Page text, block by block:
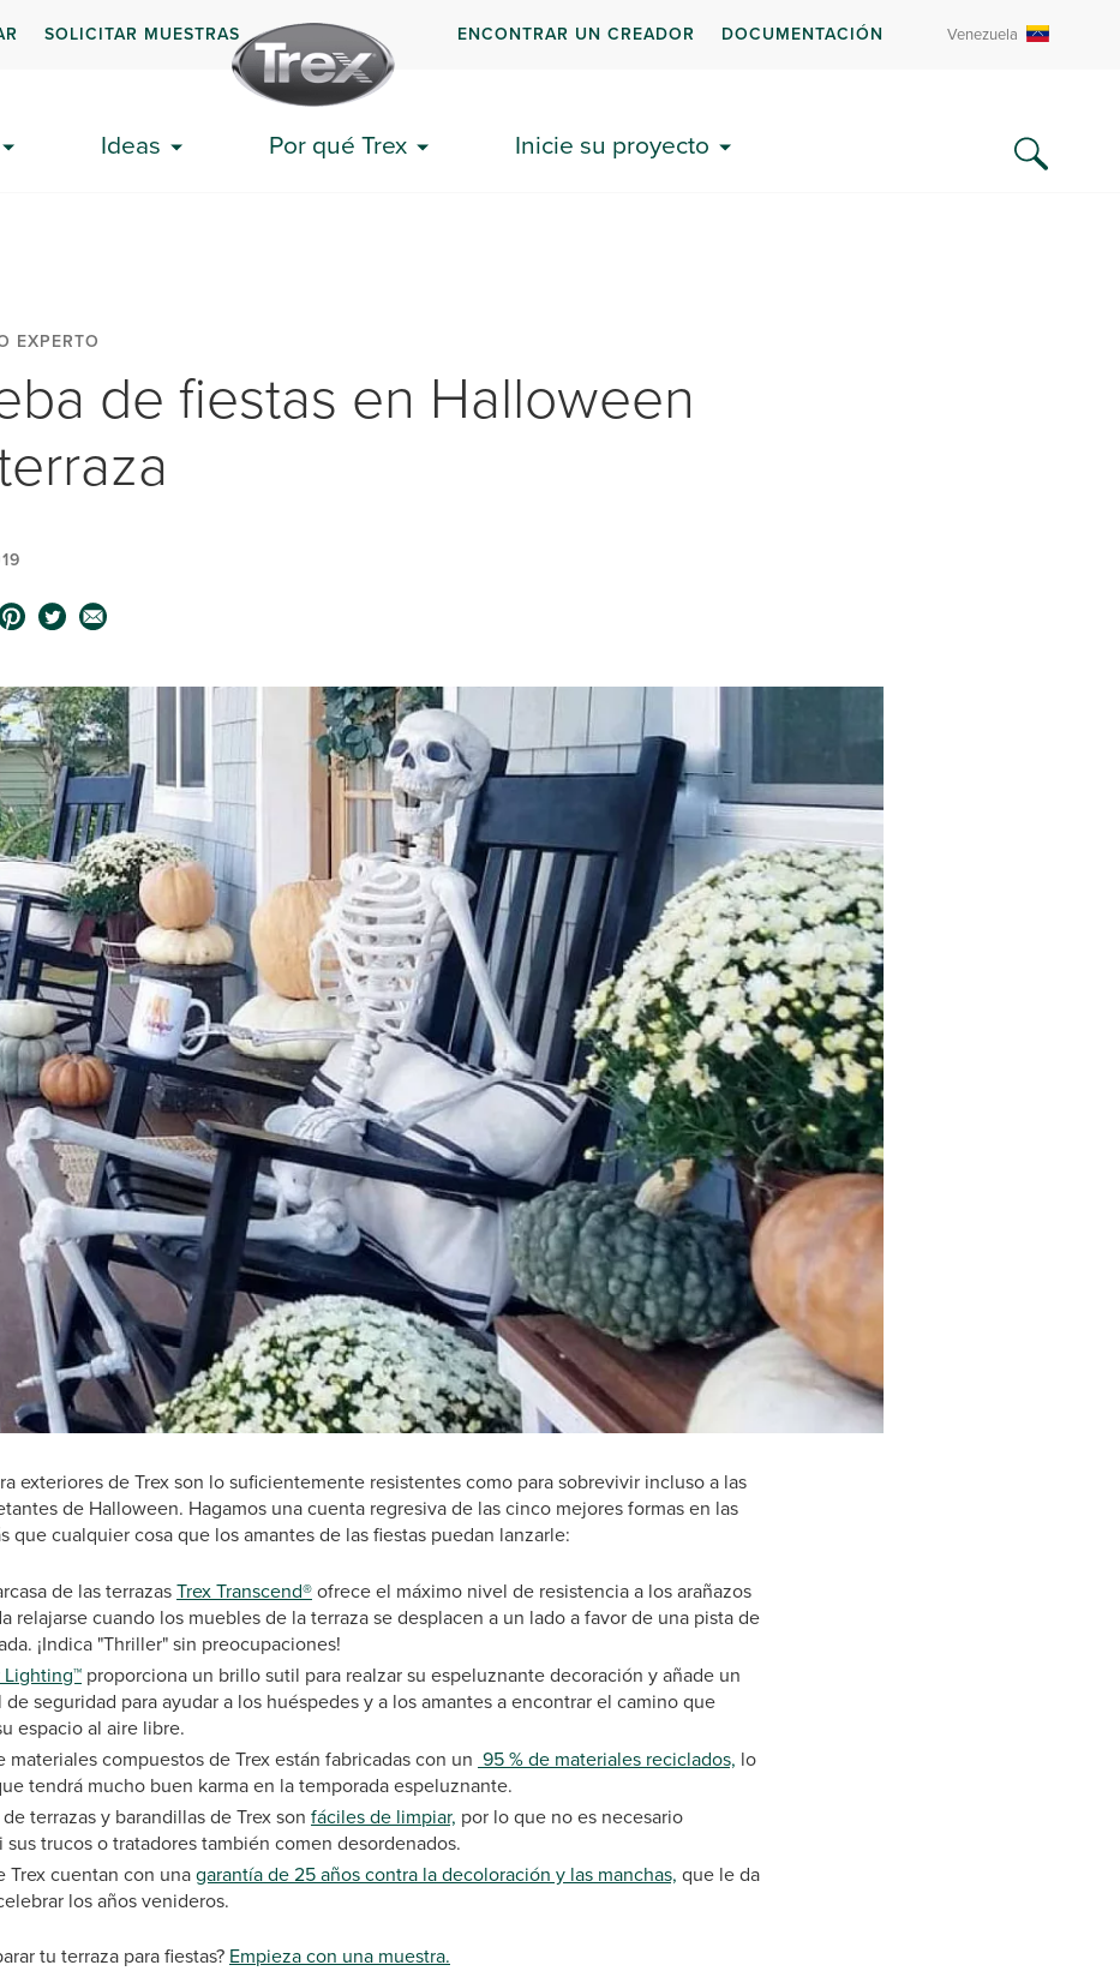
SOLICITAR MUESTRAS ENCONTRAR UN CREADOR DOCUMENTACIÓN Venezuela
Ideas Por qué Trex Inicie su proyecto
EXPERTO
de fiestas en Halloween
exteriores de Trex son lo suficientemente resistentes como para sobrevivir incluso a las
de Halloween. Hagamos una cuenta regresiva de las cinco mejores formas en las
que cualquier cosa que los amantes de las fiestas puedan lanzarle:
de las terrazasTrex Transcend®ofrece el máximo nivel de resistencia a los arañazos
relajarse cuando los muebles de la terraza se desplacen a un lado a favor de una pista de
¡Indica "Thriller" sin preocupaciones!
proporciona un brillo sutil para realzar su espeluznante decoración y añade un
seguridad para ayudar a los huéspedes y a los amantes a encontrar el camino que
espacio al aire libre.
materiales compuestos de Trex están fabricadas con un 95 % de materiales reciclados, lo
tendrá mucho buen karma en la temporada espeluznante.
terrazas y barandillas de Trex son fáciles de limpiar, por lo que no es necesario
sus trucos o tratadores también comen desordenados.
Trex cuentan con unagarantía de 25 años contra la decoloración y las manchas, que le da
los años venideros.
tu terraza para fiestas? Empieza con una muestra.